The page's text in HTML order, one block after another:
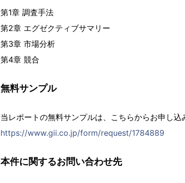
第1章 調査手法
第2章 エグゼクティブサマリー
第3章 市場分析
第4章 競合
無料サンプル
当レポートの無料サンプルは、こちらからお申し込
https://www.gii.co.jp/form/request/1784889
本件に関するお問い合わせ先